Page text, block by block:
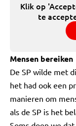
Klik op
te
Mensen bereiken
De SP wilde met
het had ook een
manieren om
als de SP is het